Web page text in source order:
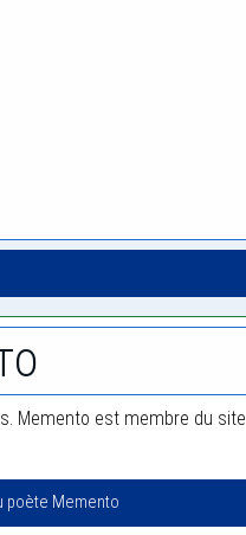
Memento est membre du site
poète Memento